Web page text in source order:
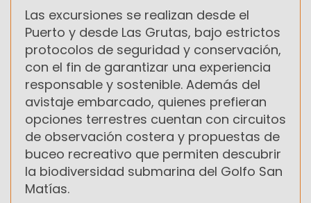
Las excursiones se realizan desde el
Puerto y desde Las Grutas, bajo estrictos
protocolos de seguridad y conservación,
con el fin de garantizar una experiencia
responsable y sostenible. Además del
avistaje embarcado, quienes prefieran
opciones terrestres cuentan con circuitos
de observación costera y propuestas de
buceo recreativo que permiten descubrir
la biodiversidad submarina del Golfo San
Matías.